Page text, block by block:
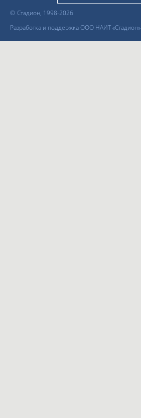
© Стадион, 1998-2026
Разработка и поддержка ООО НАИТ «Стадион»